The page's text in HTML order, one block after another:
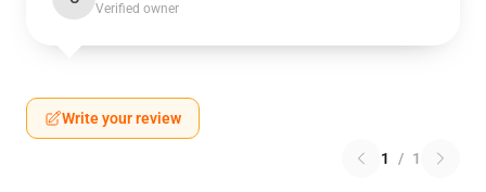
Verified owner
Write your review
1 / 1